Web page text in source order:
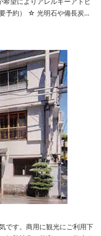
備長炭を
心身のリフレッシュを！
です。商用に観光にご利用下